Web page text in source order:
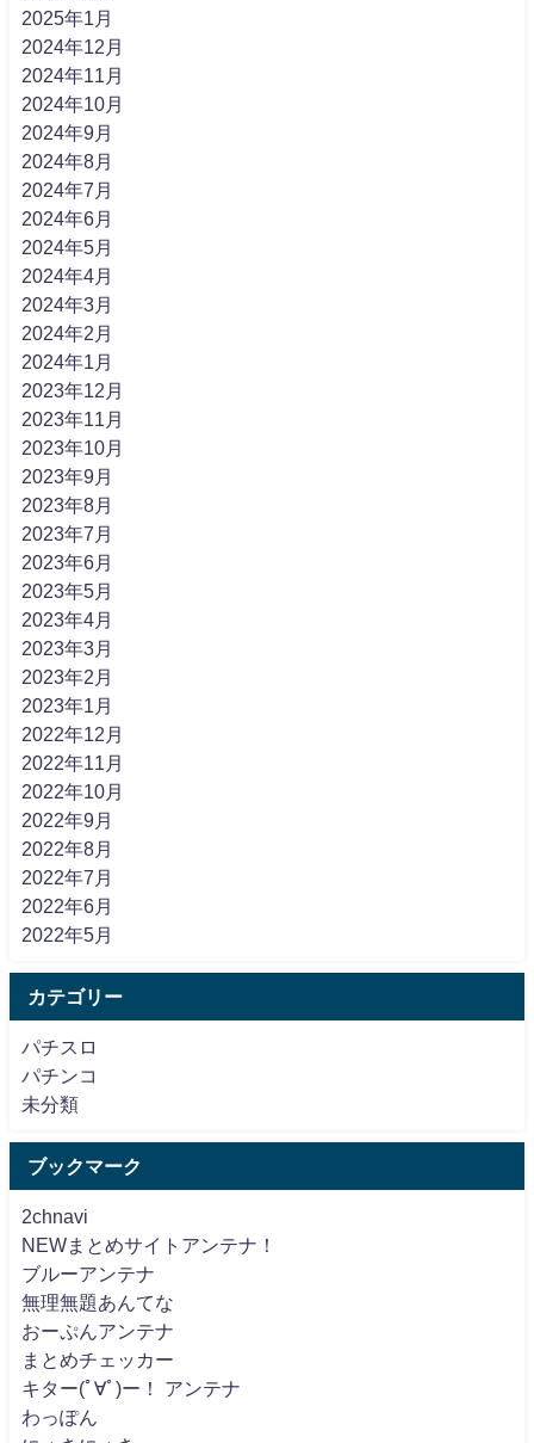
2025年1月
2024年12月
2024年11月
2024年10月
2024年9月
2024年8月
2024年7月
2024年6月
2024年5月
2024年4月
2024年3月
2024年2月
2024年1月
2023年12月
2023年11月
2023年10月
2023年9月
2023年8月
2023年7月
2023年6月
2023年5月
2023年4月
2023年3月
2023年2月
2023年1月
2022年12月
2022年11月
2022年10月
2022年9月
2022年8月
2022年7月
2022年6月
2022年5月
カテゴリー
パチスロ
パチンコ
未分類
ブックマーク
2chnavi
NEWまとめサイトアンテナ！
ブルーアンテナ
無理無題あんてな
おーぷんアンテナ
まとめチェッカー
キター(ﾟ∀ﾟ)ー！ アンテナ
わっぽん